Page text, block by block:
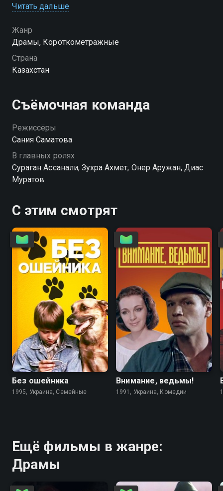
потерей и обращается к частному детективу, чтобы
решимости дойти до конца и добиться возмездия за
смерть ребенка.
Читать дальше
Жанр
Драмы, Короткометражные
Страна
Казахстан
Съёмочная команда
Режиссёры
Сания Саматова
В главных ролях
Сураган Ассанали, Зухра Ахмет, Онер Аружан, Диас
Муратов
С этим смотрят
6.7 4.6
Без ошейника
1995, Украина, Семейные
5.6
Внимание, ведьмы!
1991, Украина, Комедии
Ещё фильмы в жанре:
Драмы